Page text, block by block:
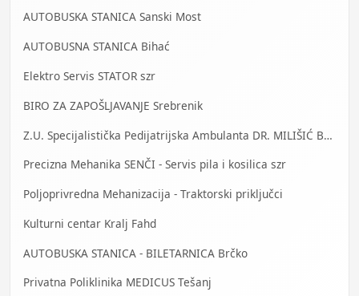
AUTOBUSKA STANICA Sanski Most
AUTOBUSNA STANICA Bihać
Elektro Servis STATOR szr
BIRO ZA ZAPOŠLJAVANJE Srebrenik
Z.U. Specijalistička Pedijatrijska Ambulanta DR. MILIŠIĆ Banja Luka
Precizna Mehanika SENČI - Servis pila i kosilica szr
Poljoprivredna Mehanizacija - Traktorski priključci
Kulturni centar Kralj Fahd
AUTOBUSKA STANICA - BILETARNICA Brčko
Privatna Poliklinika MEDICUS Tešanj